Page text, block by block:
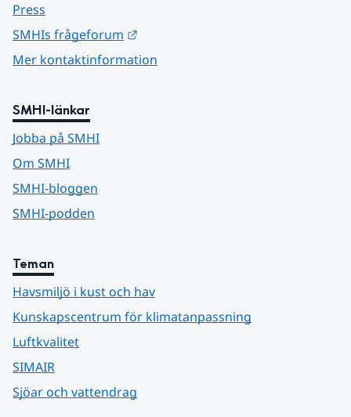
Press
SMHIs frågeforum
Mer kontaktinformation
SMHI-länkar
Jobba på SMHI
Om SMHI
SMHI-bloggen
SMHI-podden
Teman
Havsmiljö i kust och hav
Kunskapscentrum för klimatanpassning
Luftkvalitet
SIMAIR
Sjöar och vattendrag